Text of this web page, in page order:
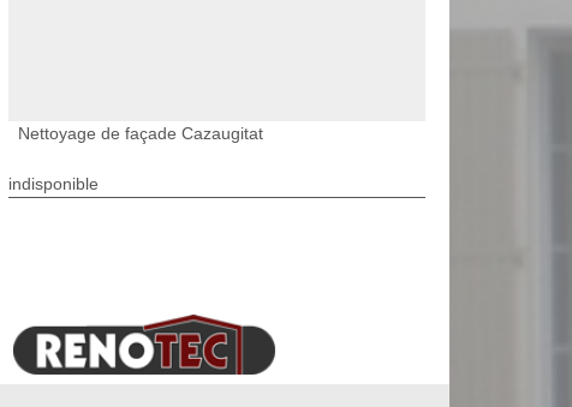
Nettoyage de façade Cazaugitat
indisponible